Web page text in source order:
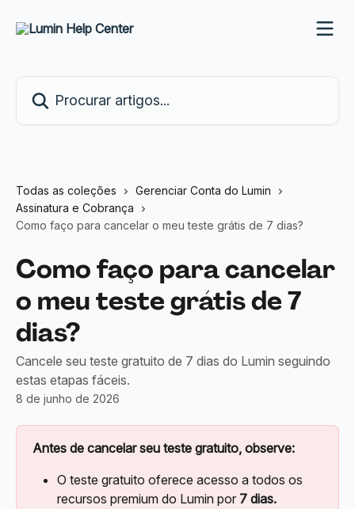
Todas as coleções
Gerenciar Conta do Lumin
Assinatura e Cobrança
Como faço para cancelar o meu teste grátis de 7 dias?
Como faço para cancelar
o meu teste grátis de 7
dias?
Cancele seu teste gratuito de 7 dias do Lumin seguindo
estas etapas fáceis.
8 de junho de 2026
Antes de cancelar seu teste gratuito, observe:
O teste gratuito oferece acesso a todos os
recursos premium do Lumin por 7 dias.